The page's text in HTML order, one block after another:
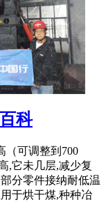
科
（可调整到700
,它未几层,减少复
分零件接纳耐低温
于烘干煤,种种冶